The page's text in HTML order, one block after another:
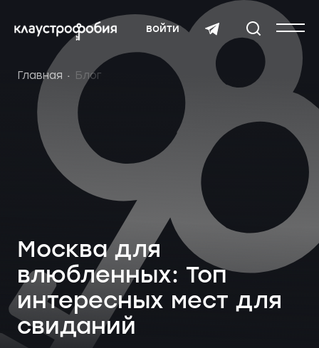
войти
Главная Блог
Москва для
влюбленных: Топ
интересных мест для
свиданий